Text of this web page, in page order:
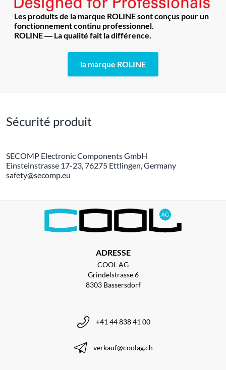
Les produits de la marque ROLINE sont conçus pour un
fonctionnement continu professionnel.
ROLINE ― La qualité fait la différence.
la marque ROLINE
Sécurité produit
SECOMP Electronic Components GmbH
Einsteinstrasse 17-23, 76275 Ettlingen, Germany
safety@secomp.eu
ADRESSE
COOL AG
Grindelstrasse 6
8303 Bassersdorf
+41 44 838 41 00
verkauf@coolag.ch